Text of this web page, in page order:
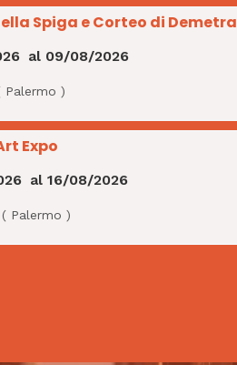
Spiga e Corteo di Demetra
al 09/08/2026
Palermo )
Expo
al16/08/2026
( Palermo )